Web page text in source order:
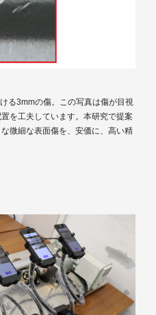
る3mmの傷。この写真は傷が目視
を工夫しています。本研究で提案
微細な表面傷を、安価に、高い精